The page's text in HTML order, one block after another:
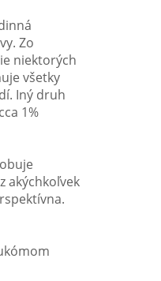
Zo
niektorých
všetky
Iný druh
1%
akýchkoľvek